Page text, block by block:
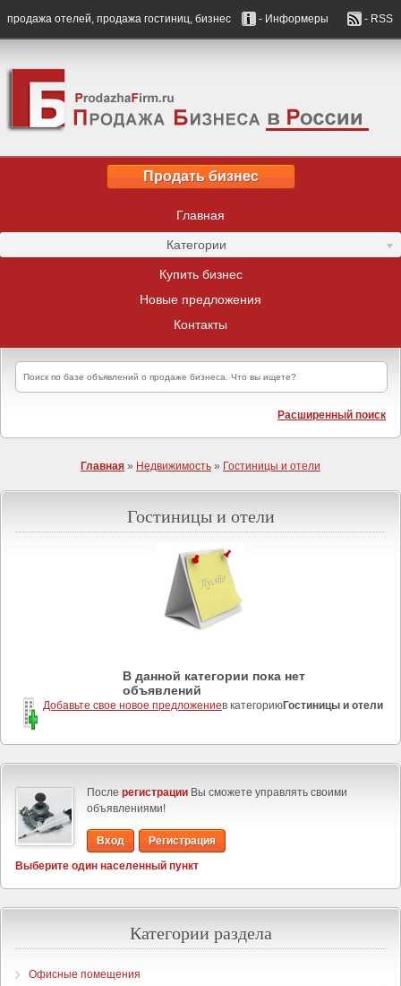
продажа отелей, продажа гостиниц, бизнес - Информеры - RSS
Продать бизнес
Главная
Категории
Купить бизнес
Новые предложения
Контакты
Расширенный поиск
Главная » Недвижимость » Гостиницы и отели
Гостиницы и отели
В данной категории пока нет
объявлений
Добавьте свое новое предложениев категориюГостиницы и отели
После регистрации Вы сможете управлять своими
объявлениями!
Вход
Регистрация
Выберите один населенный пункт
Категории раздела
Офисные помещения